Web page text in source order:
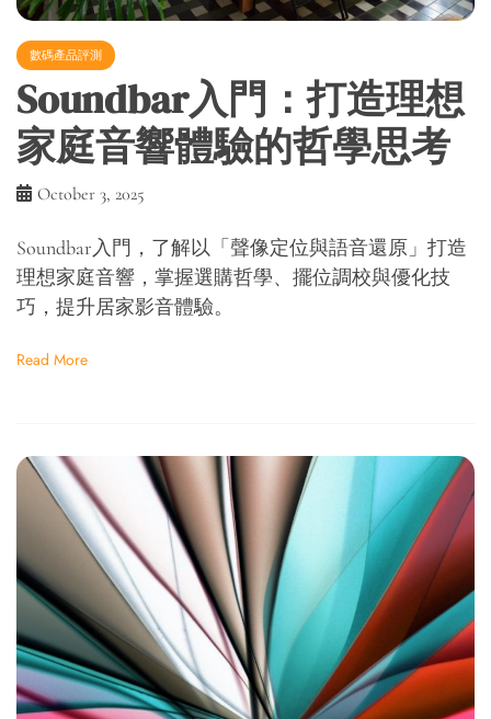
數碼產品評測
Soundbar入門：打造理想
家庭音響體驗的哲學思考
October 3, 2025
Soundbar入門，了解以「聲像定位與語音還原」打造
理想家庭音響，掌握選購哲學、擺位調校與優化技
巧，提升居家影音體驗。
Read More